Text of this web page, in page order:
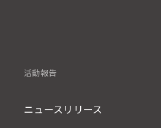
活動報告
ニュースリリース